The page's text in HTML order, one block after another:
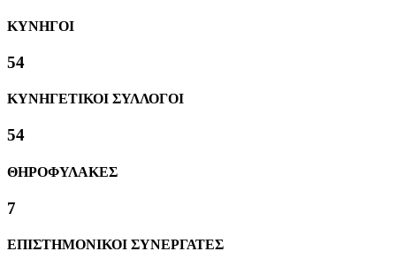
ΚΥΝΗΓΟΙ
58
ΚΥΝΗΓΕΤΙΚΟΙ ΣΥΛΛΟΓΟΙ
58
ΘΗΡΟΦΥΛΑΚΕΣ
8
ΕΠΙΣΤΗΜΟΝΙΚΟΙ ΣΥΝΕΡΓΑΤΕΣ